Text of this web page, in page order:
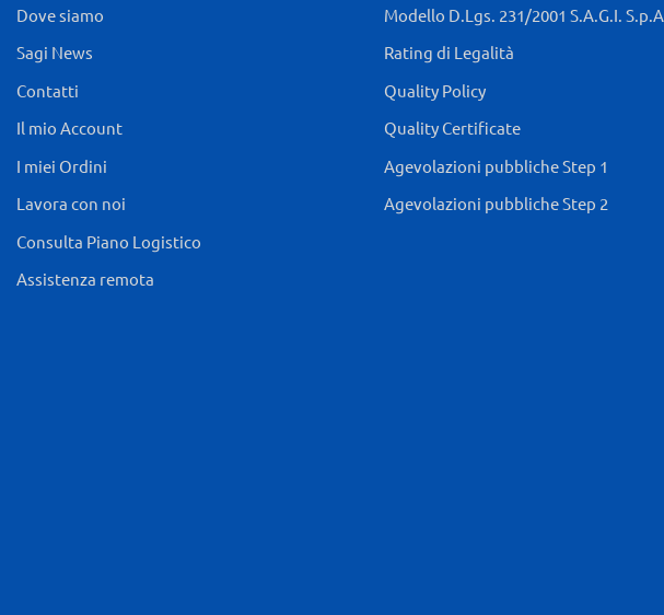
Dove siamo
Sagi News
Contatti
Il mio Account
I miei Ordini
Lavora con noi
Consulta Piano Logistico
Assistenza remota
Modello D.Lgs. 231/2001 S.A.G.I. S.p.A.
Rating di Legalità
Quality Policy
Quality Certificate
Agevolazioni pubbliche Step 1
Agevolazioni pubbliche Step 2